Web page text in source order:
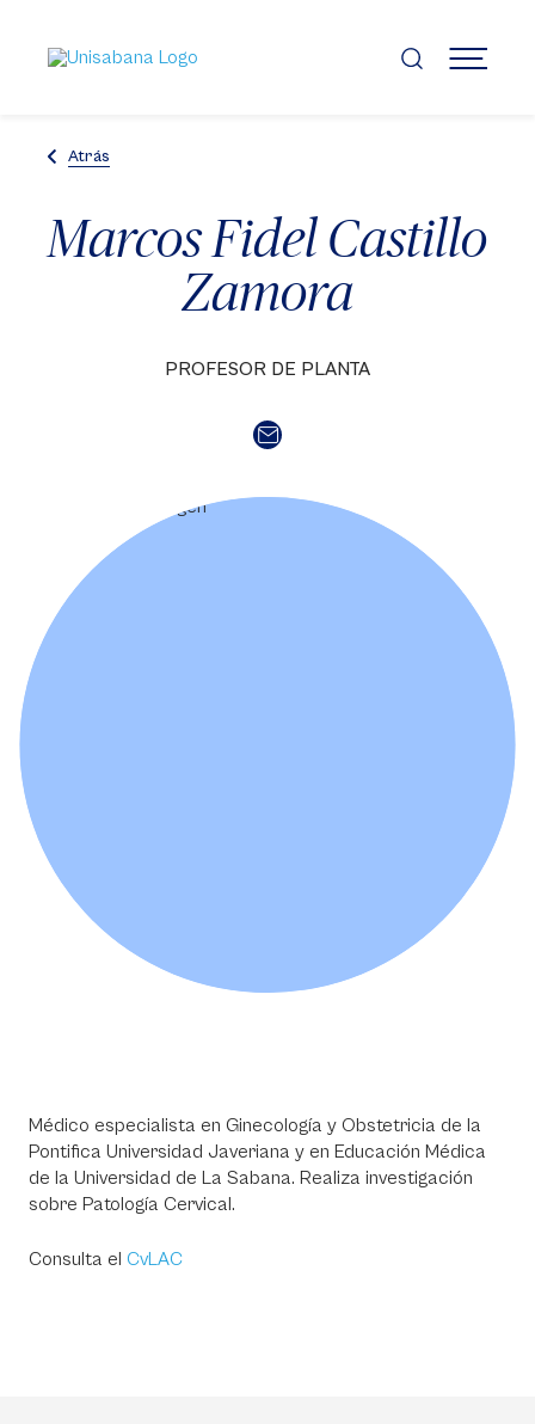
contenido
principal
MENÚ
Atrás
Marcos Fidel Castillo
Zamora
PROFESOR DE PLANTA
Médico especialista en Ginecología y Obstetricia de la
Pontifica Universidad Javeriana y en Educación Médica
de la Universidad de La Sabana. Realiza investigación
sobre Patología Cervical.
Consulta el CvLAC